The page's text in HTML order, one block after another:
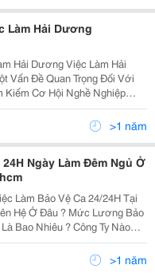
Làm Hải Dương
Việc Làm Hải
Vấn Đề Quan Trọng Đối Với
Cơ Hội Nghề Nghiệp
Cần Thiết Đối Với Người Dân
Bối Cảnh Nền Kinh Tế Phát>1 năm
Ngày Làm Đêm Ngủ Ở
Làm Bảo Vệ Ca 24/24H Tại
Hệ Ở Đâu ? Mức Lương Bảo
Bao Nhiêu ? Công Ty Nào
? Bảo Vệ Song Hỏa Long
Vệ Ca 24H Ngày Làm Đêm Ngủ
>1 năm